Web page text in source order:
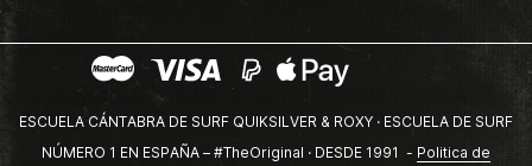
ESCUELA CÁNTABRA DE SURF QUIKSILVER & ROXY · ESCUELA DE SURF
NÚMERO 1 EN ESPAÑA – #TheOriginal · DESDE 1991 - Politica de